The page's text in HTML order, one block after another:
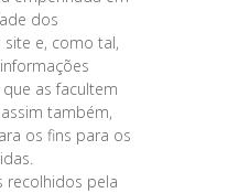
dos
e, como tal,
as facultem
também,
os fins para os
recolhidos pela